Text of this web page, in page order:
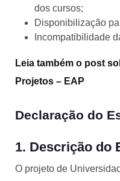
dos cursos;
Disponibilização
Incompatibilidade
Leia também o post
Projetos – EAP
Declaração do
1. Descrição do
O projeto de